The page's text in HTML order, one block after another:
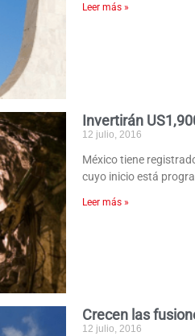
Leer más »
Invertirán
12 julio, 2016
México tiene
cuyo inicio está
Leer más »
Crecen las
12 julio, 2016